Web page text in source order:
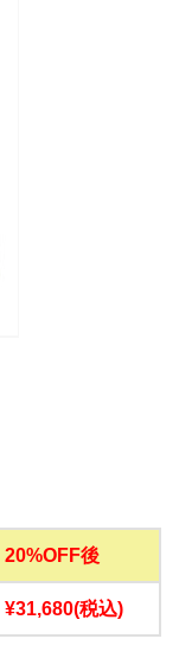
20%OFF後
¥31,680(税込)